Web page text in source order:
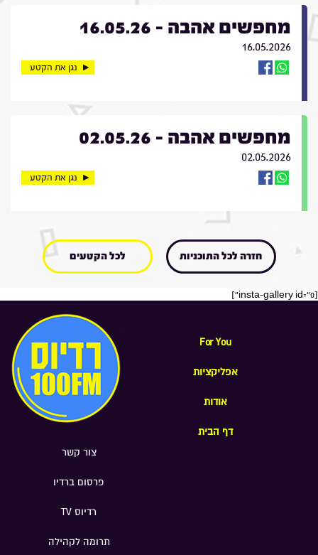
מחפשים אהבה - 16.05.26
16.05.2026
נגן את הקטע
מחפשים אהבה - 02.05.26
02.05.2026
נגן את הקטע
חזרה לכל התוכניות לכל הקטעים
[insta-gallery id="0"]
For You
אפליקציות
אודות
דף הבית
צור קשר
פרסום ברדיו
רדיוס TV
תרומה לקהילה